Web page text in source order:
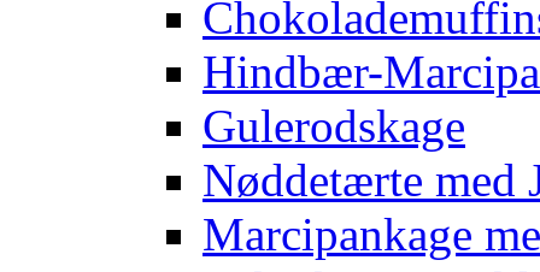
Hindbær-
Gulerodskage
Nøddetærte med
Marcipankage